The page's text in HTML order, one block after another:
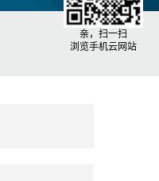
亲，扫一扫
浏览手机云网站